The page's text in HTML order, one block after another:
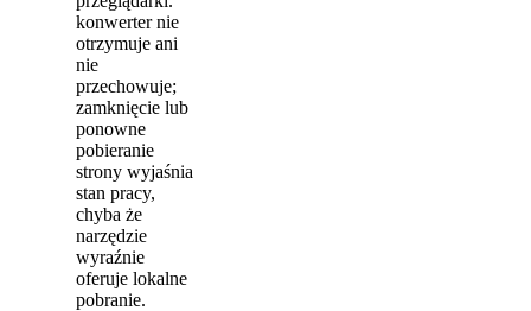
konwerter nie
otrzymuje ani
nie
przechowuje;
zamknięcie lub
ponowne
pobieranie
strony wyjaśnia
stan pracy,
chyba że
narzędzie
wyraźnie
oferuje lokalne
pobranie.